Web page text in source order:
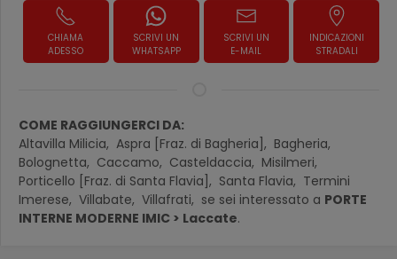
CHIAMA
ADESSO
SCRIVI UN
WHATSAPP
SCRIVI UN
E-MAIL
INDICAZIONI
STRADALI
COME RAGGIUNGERCI DA:
Altavilla Milicia, Aspra [Fraz. di Bagheria], Bagheria,
Bolognetta, Caccamo, Casteldaccia, Misilmeri,
Porticello [Fraz. di Santa Flavia], Santa Flavia, Termini
Imerese, Villabate, Villafrati, se sei interessato a PORTE
INTERNE MODERNE IMIC > Laccate.